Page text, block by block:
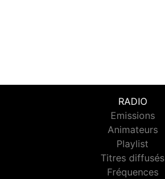
RADIO
Emissions
Animateurs
Playlist
Titres diffusés
Fréquences